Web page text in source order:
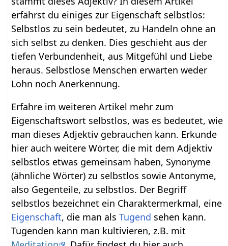
erfährst du einiges zur Eigenschaft selbstlos:
Selbstlos zu sein bedeutet, zu Handeln ohne an
sich selbst zu denken. Dies geschieht aus der
tiefen Verbundenheit, aus Mitgefühl und Liebe
heraus. Selbstlose Menschen erwarten weder
Lohn noch Anerkennung.
Erfahre im weiteren Artikel mehr zum
Eigenschaftswort selbstlos, was es bedeutet, wie
man dieses Adjektiv gebrauchen kann. Erkunde
hier auch weitere Wörter, die mit dem Adjektiv
selbstlos etwas gemeinsam haben, Synonyme
(ähnliche Wörter) zu selbstlos sowie Antonyme,
also Gegenteile, zu selbstlos. Der Begriff
selbstlos bezeichnet ein Charaktermerkmal, eine
Eigenschaft, die man alsTugend sehen kann.
Tugenden kann man kultivieren, z.B. mit